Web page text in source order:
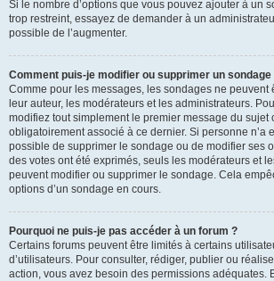
Si le nombre d’options que vous pouvez ajouter à un
trop restreint, essayez de demander à un
possible de l’augmenter.
Comment puis-je modifier ou supprimer un sondage
Comme pour les messages, les sondages ne peuvent
leur auteur, les modérateurs et les administrateurs.
modifiez tout simplement le premier message du sujet
obligatoirement associé à ce dernier. Si personne n’a
possible de supprimer le sondage ou de modifier ses
des votes ont été exprimés, seuls les modérateurs et
peuvent modifier ou supprimer le sondage. Cela
options d’un sondage en cours.
Pourquoi ne puis-je pas accéder à un forum ?
Certains forums peuvent être limités à certains
d’utilisateurs. Pour consulter, rédiger, publier ou
action, vous avez besoin des permissions adéquates.